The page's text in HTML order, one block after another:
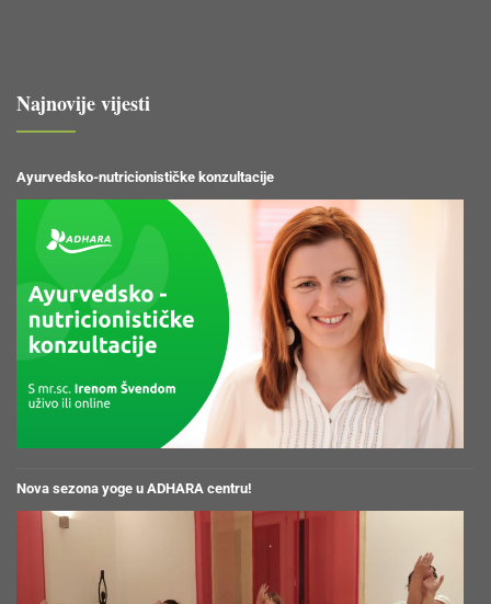
Najnovije vijesti
Ayurvedsko-nutricionističke konzultacije
Nova sezona yoge u ADHARA centru!